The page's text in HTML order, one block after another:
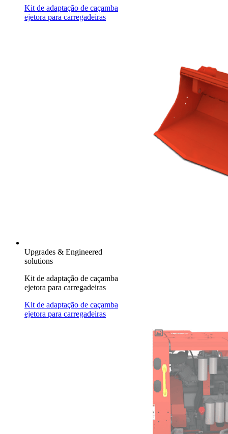
Kit de adaptação de caçamba
ejetora para carregadeiras
Upgrades & Engineered
solutions
Kit de adaptação de caçamba
ejetora para carregadeiras
Kit de adaptação de caçamba
ejetora para carregadeiras